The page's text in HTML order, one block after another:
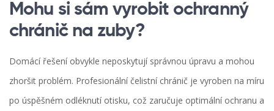
Mohu si sám vyrobit ochranný
chránič na zuby?
Domácí řešení obvykle neposkytují správnou úpravu a mohou
zhoršit problém. Profesionální čelistní chránič je vyroben na míru
po úspěšném odléknutí otisku, což zaručuje optimální ochranu a